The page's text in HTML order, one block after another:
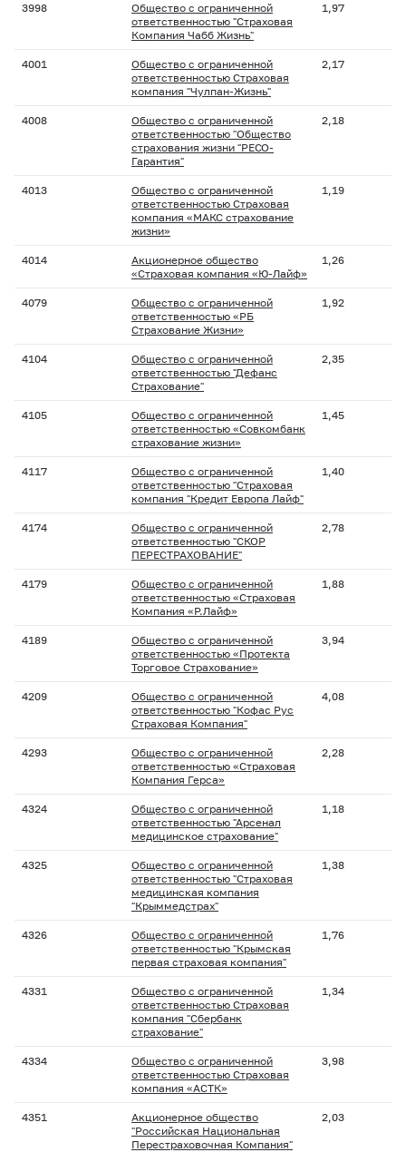
3998
Общество с ограниченной
ответственностью "Страховая
Компания Чабб Жизнь"
1,97
4001
Общество с ограниченной
ответственностью Страховая
компания "Чулпан-Жизнь"
2,17
4008
Общество с ограниченной
ответственностью "Общество
страхования жизни "РЕСО-
Гарантия"
2,18
4013
Общество с ограниченной
ответственностью Страховая
компания «МАКС страхование
жизни»
1,19
4014
Акционерное общество
«Страховая компания «Ю-Лайф»
1,26
4079
Общество с ограниченной
ответственностью «РБ
Страхование Жизни»
1,92
4104
Общество с ограниченной
ответственностью "Дефанс
Страхование"
2,35
4105
Общество с ограниченной
ответственностью «Совкомбанк
страхование жизни»
1,45
4117
Общество с ограниченной
ответственностью "Страховая
компания "Кредит Европа Лайф"
1,40
4174
Общество с ограниченной
ответственностью "СКОР
ПЕРЕСТРАХОВАНИЕ"
2,78
4179
Общество с ограниченной
ответственностью «Страховая
Компания «Р.Лайф»
1,88
4189
Общество с ограниченной
ответственностью «Протекта
Торговое Страхование»
3,94
4209
Общество с ограниченной
ответственностью "Кофас Рус
Страховая Компания"
4,08
4293
Общество с ограниченной
ответственностью «Страховая
Компания Герса»
2,28
4324
Общество с ограниченной
ответственностью "Арсенал
медицинское страхование"
1,18
4325
Общество с ограниченной
ответственностью "Страховая
медицинская компания
"Крыммедстрах"
1,38
4326
Общество с ограниченной
ответственностью "Крымская
первая страховая компания"
1,76
4331
Общество с ограниченной
ответственностью Страховая
компания "Сбербанк
страхование"
1,34
4334
Общество с ограниченной
ответственностью Страховая
компания «АСТК»
3,98
4351
Акционерное общество
"Российская Национальная
Перестраховочная Компания"
2,03